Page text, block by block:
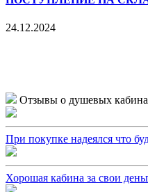
24.12.2024
Отзывы о душевых
При покупке надеялся что
Хорошая кабина за свои